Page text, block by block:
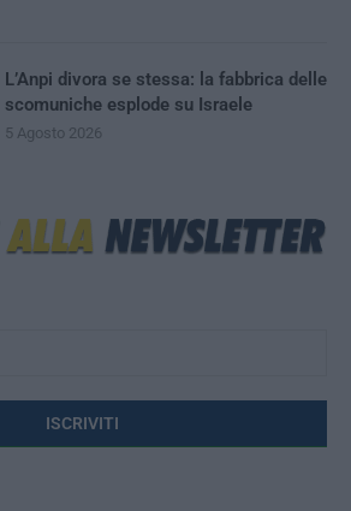
L’Anpi divora se stessa: la fabbrica delle
scomuniche esplode su Israele
5 Agosto 2026